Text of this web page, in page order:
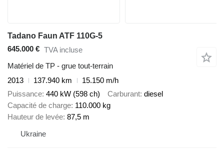
Tadano Faun ATF 110G-5
645.000 € TVA incluse
Matériel de TP - grue tout-terrain
2013
137.940 km
15.150 m/h
Puissance 440 kW (598 ch) Carburant diesel
Capacité de charge 110.000 kg
Hauteur de levée 87,5 m
Ukraine